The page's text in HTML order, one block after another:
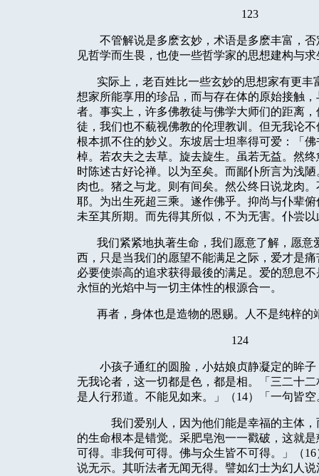
123
不管解说是多麽玄妙，术语是多麽丰富，
见哲学而生畏，也使一些哲学家的思想建构与
实际上，老百姓比一些玄妙的思想家有更
想家所能享用的珍品，而与存在体的原始接触
者。事实上，许多佛教徒与佛学大师们的距离
徒，我们也不藐视佛教的伦理教训。但无我论
根本抓不住的妙义。东坡居士坦率得可爱：「
棹。若农夫之去草。旋去旋生。虽若无益。然
时陈述古好论禅。以为至矣。而鄙仆所言为浅
肉也。猪之与龙。则有间矣。然公终日说龙肉
耶。为出生死超三乘。遂作佛乎。抑尚与仆辈
未至其所期。而先得其所似，不为无害。仆尝
我们紧紧地执著生命，我们愿意了解，愿
西，只是当我们的愿望不能满足之际，爱才是
必要使崇高的追求获得最後的满足。爱的憩息
永恒的光焰中与一切主体性的根源合一。
再者，身体也是造物的恩赐。人不是纯梓
124
小孩子通红的圆脸，小姑娘贞静凝定的眸
无我论者，这一切都是色，都是相。「三二十
是人行邪道。不能见如来。」（14）「一句皆
我们爱别人，因为他们能是幸福的主体
的生命根本是错觉。采肥皂泡一一戳破，这就
可得。非我何可得。佛与众生皆不可得。」（16
说无示。其听法者无闻无得。譬如幻士为幻人说